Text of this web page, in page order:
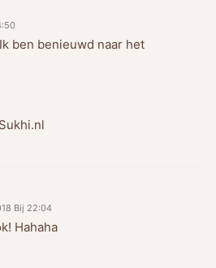
ben benieuwd naar het
Bij 22:04
Hahaha